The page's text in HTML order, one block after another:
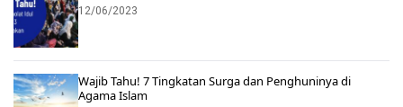
12/06/2023
Wajib Tahu! 7 Tingkatan Surga dan Penghuninya di
Agama Islam